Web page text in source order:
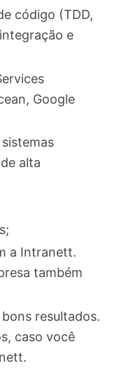
código (TDD,
e
Google
alta
a Intranett.
também
resultados.
caso você